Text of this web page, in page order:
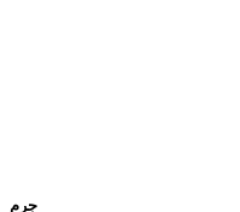
جرم